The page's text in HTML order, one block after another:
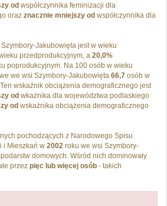
od współczynnika feminizacji dla
oraz znacznie mniejszy od współczynnika dla
Jakubowięta jest w wieku
przedprodukcyjnym, a 20,0%
poprodukcyjnym. Na 100 osób w wieku
we wsi Szymbory-Jakubowięta 66,7 osób w
wskaźnik obciążenia demograficznego jest
od wkażnika dla województwa podlaskiego
od wskażnika obciążenia demograficznego
pochodzących z Narodowego Spisu
i Mieszkań w 2002 roku we wsi Szymbory-
domowych. Wśród nich dominowały
przez pięc lub więcej osób - takich